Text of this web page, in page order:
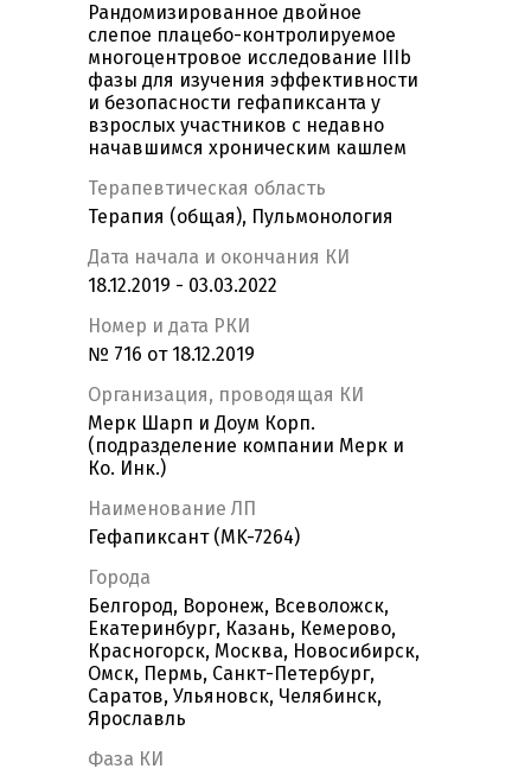
Рандомизированное двойное
слепое плацебо-контролируемое
многоцентровое исследование IIIb
фазы для изучения эффективности
и безопасности гефапиксанта у
взрослых участников с недавно
начавшимся хроническим кашлем
Терапевтическая область
Терапия (общая), Пульмонология
Дата начала и окончания КИ
18.12.2019 - 03.03.2022
Номер и дата РКИ
№ 716 от 18.12.2019
Организация, проводящая КИ
Мерк Шарп и Доум Корп.
(подразделение компании Мерк и
Ко. Инк.)
Наименование ЛП
Гефапиксант (MK-7264)
Города
Белгород, Воронеж, Всеволожск,
Екатеринбург, Казань, Кемерово,
Красногорск, Москва, Новосибирск,
Омск, Пермь, Санкт-Петербург,
Саратов, Ульяновск, Челябинск,
Ярославль
Фаза КИ